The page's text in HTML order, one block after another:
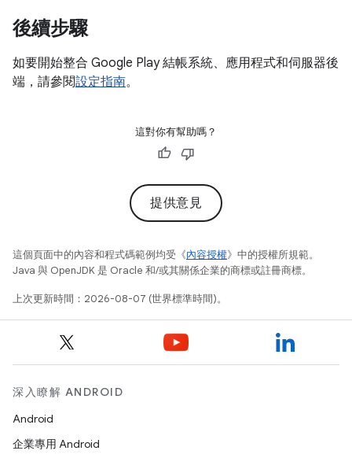
後續步驟
如要開始整合 Google Play 結帳系統、應用程式和伺服器後
端，請參閱設定指南。
這對你有幫助嗎？
提供意見
這個頁面中的內容和程式碼範例均受《內容授權》中的授權所規範。
Java 與 OpenJDK 是 Oracle 和/或其關係企業的商標或註冊商標。
上次更新時間：2026-08-07 (世界標準時間)。
深入瞭解 ANDROID
Android
企業專用 Android